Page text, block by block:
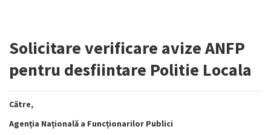
Solicitare verificare avize ANFP
pentru desfiintare Politie Locala
Către,
Agenția Națională a Funcționarilor Publici